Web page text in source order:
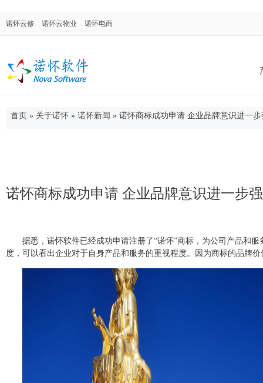
诺怀云修 诺怀云物业 诺怀电商
诺怀物业管理
集物业管理、合同管理、仓库管理、OA系
入云平台、在线支付等先进技术手段，致力
造为新型物业公司
首页 » 关于诺怀 » 诺怀新闻 » 诺怀商标成功申请 企业品牌意识进一步
诺怀商标成功申请 企业品牌意识进一步
据悉，诺怀软件已经成功申请注册了“诺怀”商标，为公司产品和
度，可以看出企业对于自身产品和服务的重视程度。因为商标的品牌